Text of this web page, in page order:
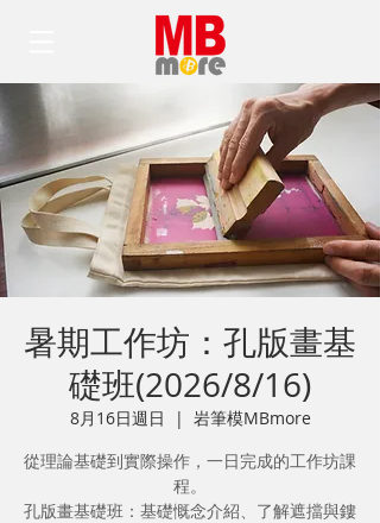
暑期工作坊：孔版畫基
礎班(2026/8/16)
8月16日週日
  |
岩筆模MBmore
從理論基礎到實際操作，一日完成的工作坊課
程。
孔版畫基礎班：基礎慨念介紹、了解遮擋與鏤